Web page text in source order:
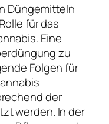
Düngemitteln
für das
Eine
zu
Folgen für
der
werden. In der